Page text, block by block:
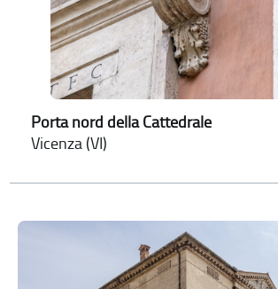
Porta nord della Cattedrale
Vicenza (VI)